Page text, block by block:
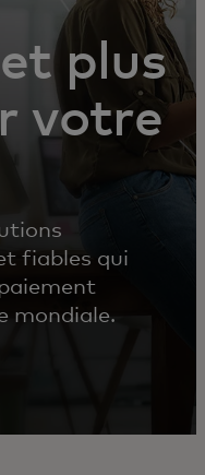
plus
votre
fiables qui
mondiale.